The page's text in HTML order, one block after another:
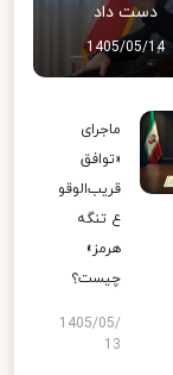
دست داد
1405/05/14
ماجرای
«توافق
قریب‌الوقو
ع تنگه
هرمز»
چیست؟
1405/05/
13